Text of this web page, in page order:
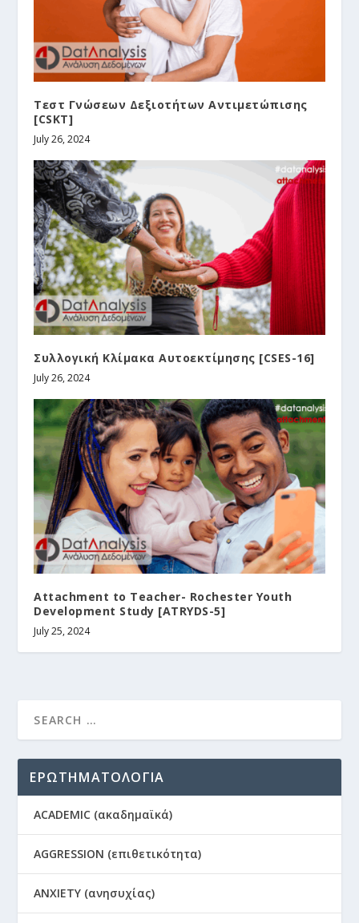
Τεστ Γνώσεων Δεξιοτήτων Αντιμετώπισης
[CSKT]
July 26, 2024
Συλλογική Κλίμακα Αυτοεκτίμησης [CSES-16]
July 26, 2024
Attachment to Teacher- Rochester Youth
Development Study [ATRYDS-5]
July 25, 2024
ΕΡΩΤΗΜΑΤΟΛΟΓΙΑ
ACADEMIC (ακαδημαϊκά)
AGGRESSION (επιθετικότητα)
ANXIETY (ανησυχίας)